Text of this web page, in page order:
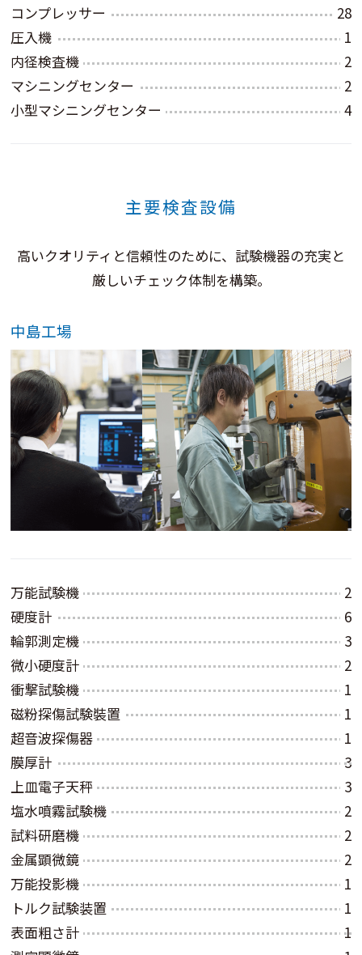
コンプレッサー
28
圧入機
1
内径検査機
2
マシニングセンター
2
小型マシニングセンター
4
主要検査設備
高いクオリティと信頼性のために、試験機器の充実と
厳しいチェック体制を構築。
中島工場
万能試験機
2
硬度計
6
輪郭測定機
3
微小硬度計
2
衝撃試験機
1
磁粉探傷試験裝置
1
超音波探傷器
1
膜厚計
3
上皿電子天秤
3
塩水噴霧試験機
2
試料研磨機
2
金属顕微鏡
2
万能投影機
1
トルク試験装置
1
表面粗さ計
1